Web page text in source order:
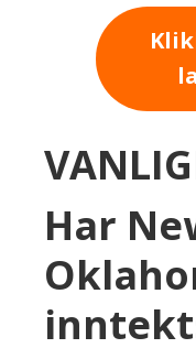
Har